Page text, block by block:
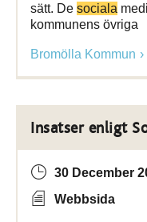
sätt. De sociala
kommunens övriga
Bromölla Kommun
Insatser enligt
30 December
Webbsida